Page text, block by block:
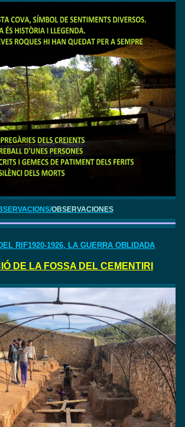
OBSERVACIONES
RIF1920-1926, LA GUERRA OBLIDADA
DE LA FOSSA DEL CEMENTIRI